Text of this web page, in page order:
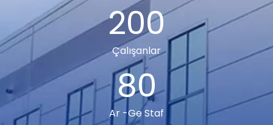
200
Çalışanlar
80
Ar -Ge Staf